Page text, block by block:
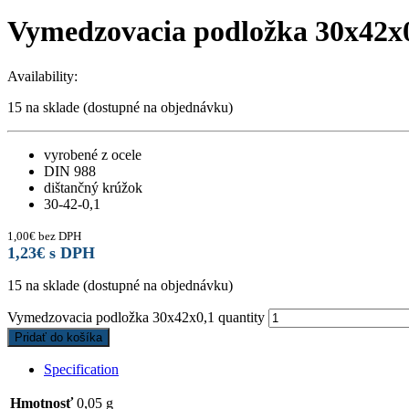
Vymedzovacia podložka
Availability:
15 na sklade (dostupné na objednávku)
vyrobené z ocele
DIN 988
dištančný krúžok
30-42-0,1
1,00€ bez DPH
1,23€ s DPH
15 na sklade (dostupné na objednávku)
Vymedzovacia podložka 30x42x0,1 quantity
Pridať do košíka
Specification
Hmotnosť 0,05 g